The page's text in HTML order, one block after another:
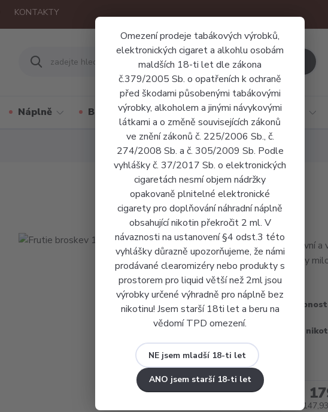
Omezení prodeje tabákových výrobků,
elektronických cigaret a alkohlu osobám
maldších 18-ti let dle zákona
č.379/2005 Sb. o opatřeních k ochraně
před škodami působenými tabákovými
výrobky, alkoholem a jinými návykovými
látkami a o změně souvisejících zákonů
ve znění zákonů č. 225/2006 Sb., č.
274/2008 Sb. a č. 305/2009 Sb. Podle
vyhlášky č. 37/2017 Sb. o elektronických
cigaretách nesmí objem nádržky
opakovaně plnitelné elektronické
cigarety pro doplňování náhradní náplně
obsahující nikotin překročit 2 ml. V
návaznosti na ustanovení §4 odst.3 této
vyhlášky důrazně upozorňujeme, že námi
prodávané clearomizéry nebo produkty s
prostorem pro liquid větší než 2ml jsou
výrobky určené výhradně pro náplně bez
nikotinu! Jsem starší 18ti let a beru na
vědomí TPD omezení.
NE jsem mladší 18-ti let
ANO jsem starší 18-ti let
KONTAKTY
Náplně Báze a příchutě Jednorázové cigarety
Intenzivní
všechny
Dostupnost
Obsah